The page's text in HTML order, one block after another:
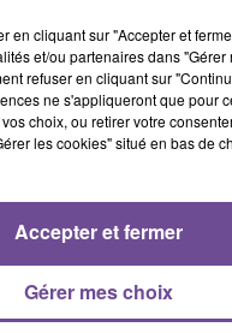
Pôle Emploi : 3268632
PUBLICITÉS
en cliquant sur "Accepter et
et/ou partenaires dans "Gérer
refuser en cliquant sur
ne s'appliqueront que pour
choix, ou retirer votre
les cookies" situé en bas de
Gérer mes choix
Accepter et fermer